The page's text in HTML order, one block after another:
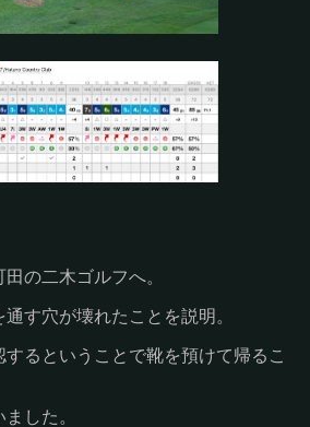
の二木ゴルフへ。
す穴が壊れたことを説明。
るということで靴を預けて帰るこ
した。